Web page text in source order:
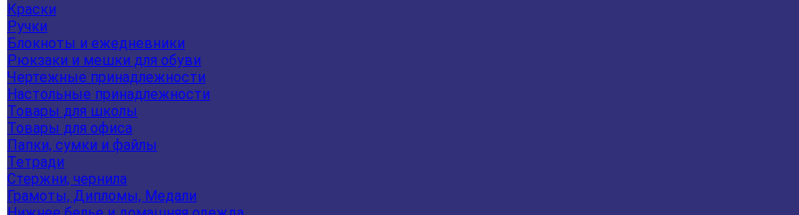
Краски
Ручки
Блокноты и ежедневники
Рюкзаки и мешки для обуви
Чертежные принадлежности
Настольные принадлежности
Товары для школы
Товары для офиса
Папки, сумки и файлы
Тетради
Стержни, чернила
Грамоты, Дипломы, Медали